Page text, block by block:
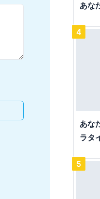
あな
4
あな
ラタ
5